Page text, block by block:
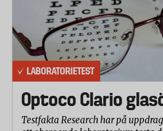
LABORATORIETEST
Optoco Clario
Testfakta Research har på